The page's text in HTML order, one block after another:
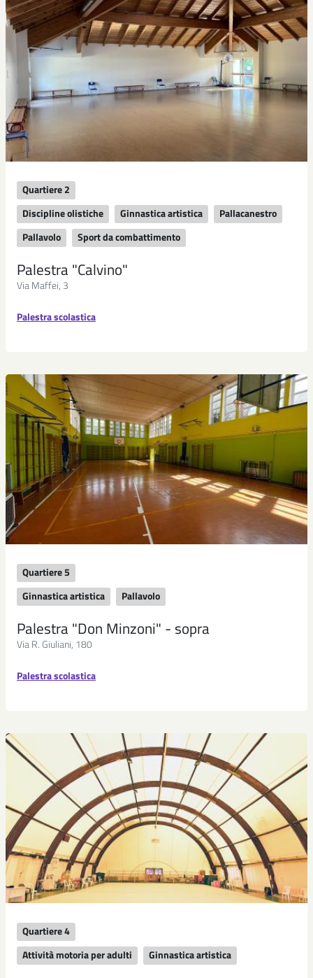
Quartiere 2
Discipline olistiche
Ginnastica artistica
Pallacanestro
Pallavolo
Sport da combattimento
Palestra "Calvino"
Via Maffei, 3
Palestra scolastica
Quartiere 5
Ginnastica artistica
Pallavolo
Palestra "Don Minzoni" - sopra
Via R. Giuliani, 180
Palestra scolastica
Quartiere 4
Attività motoria per adulti
Ginnastica artistica